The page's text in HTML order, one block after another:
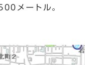
メートル。